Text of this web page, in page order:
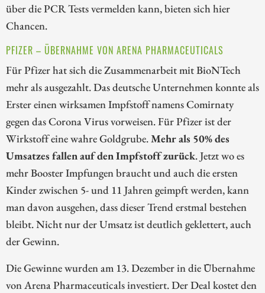
über die PCR Tests vermelden kann, bieten sich hier
Chancen.
PFIZER – ÜBERNAHME VON ARENA PHARMACEUTICALS
Für Pfizer hat sich die Zusammenarbeit mit BioNTech
mehr als ausgezahlt. Das deutsche Unternehmen konnte als
Erster einen wirksamen Impfstoff namens Comirnaty
gegen das Corona Virus vorweisen. Für Pfizer ist der
Wirkstoff eine wahre Goldgrube.Mehr als 50% des
Umsatzes fallen auf den Impfstoff zurück. Jetzt wo es
mehr Booster Impfungen braucht und auch die ersten
Kinder zwischen 5- und 11 Jahren geimpft werden, kann
man davon ausgehen, dass dieser Trend erstmal bestehen
bleibt. Nicht nur der Umsatz ist deutlich geklettert, auch
der Gewinn.
Die Gewinne wurden am 13. Dezember in die Übernahme
von Arena Pharmaceuticals investiert. Der Deal kostet den